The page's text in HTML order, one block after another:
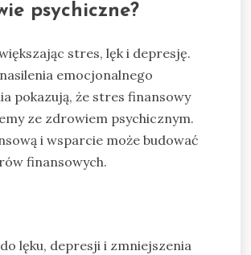
psychiczne?
stres, lęk i depresję.
emocjonalnego
pokazują, że stres finansowy
ze zdrowiem psychicznym.
i wsparcie może budować
finansowych.
lęku, depresji i zmniejszenia